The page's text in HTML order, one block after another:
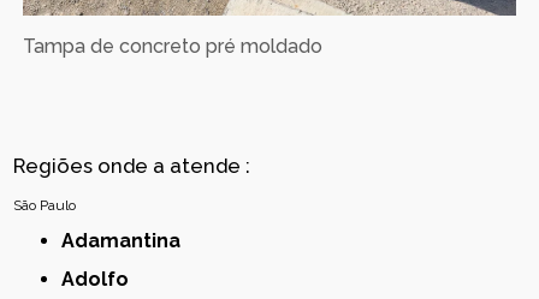
Tampa de concreto pré moldado
Regiões onde a atende :
São Paulo
Adamantina
Adolfo